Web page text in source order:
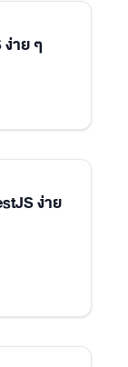
าย ๆ
ง่าย